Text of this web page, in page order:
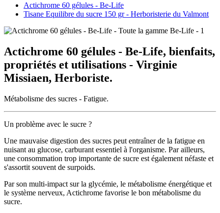
Actichrome 60 gélules - Be-Life
Tisane Equilibre du sucre 150 gr - Herboristerie du Valmont
Actichrome 60 gélules - Be-Life, bienfaits,
propriétés et utilisations - Virginie
Missiaen, Herboriste.
Métabolisme des sucres - Fatigue.
Un problème avec le sucre ?
Une mauvaise digestion des sucres peut entraîner de la fatigue en
nuisant au glucose, carburant essentiel à l'organisme. Par ailleurs,
une consommation trop importante de sucre est également néfaste et
s'assortit souvent de surpoids.
Par son multi-impact sur la glycémie, le métabolisme énergétique et
le système nerveux, Actichrome favorise le bon métabolisme du
sucre.